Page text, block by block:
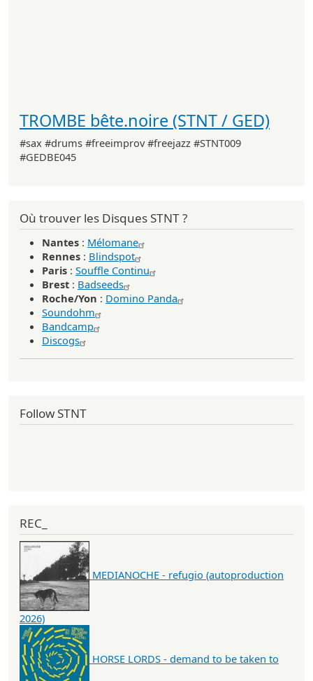
TROMBE bête.noire (STNT / GED)
#sax #drums #freeimprov #freejazz #STNT009
#GEDBE045
Où trouver les Disques STNT ?
Nantes : Mélomane
Rennes : Blindspot
Paris : Souffle Continu
Brest : Badseeds
Roche/Yon : Domino Panda
Soundohm
Bandcamp
Discogs
Follow STNT
REC_
MEDIANOCHE - refugio (autoproduction
2026)
HORSE LORDS - demand to be taken to